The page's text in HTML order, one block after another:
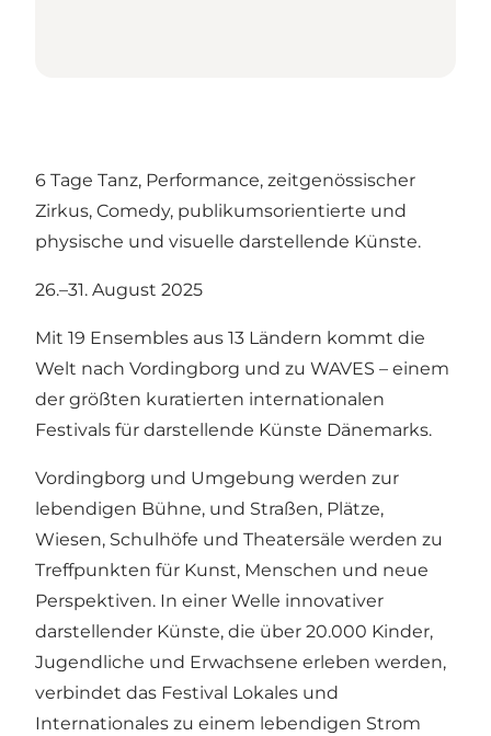
6 Tage Tanz, Performance, zeitgenössischer
Zirkus, Comedy, publikumsorientierte und
physische und visuelle darstellende Künste.
26.–31. August 2025
Mit 19 Ensembles aus 13 Ländern kommt die
Welt nach Vordingborg und zu WAVES – einem
der größten kuratierten internationalen
Festivals für darstellende Künste Dänemarks.
Vordingborg und Umgebung werden zur
lebendigen Bühne, und Straßen, Plätze,
Wiesen, Schulhöfe und Theatersäle werden zu
Treffpunkten für Kunst, Menschen und neue
Perspektiven. In einer Welle innovativer
darstellender Künste, die über 20.000 Kinder,
Jugendliche und Erwachsene erleben werden,
verbindet das Festival Lokales und
Internationales zu einem lebendigen Strom